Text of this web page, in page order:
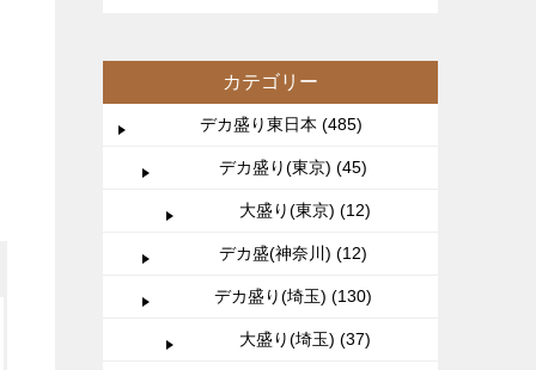
カテゴリー
デカ盛り東日本 (485)
デカ盛り(東京) (45)
大盛り(東京) (12)
デカ盛(神奈川) (12)
デカ盛り(埼玉) (130)
大盛り(埼玉) (37)